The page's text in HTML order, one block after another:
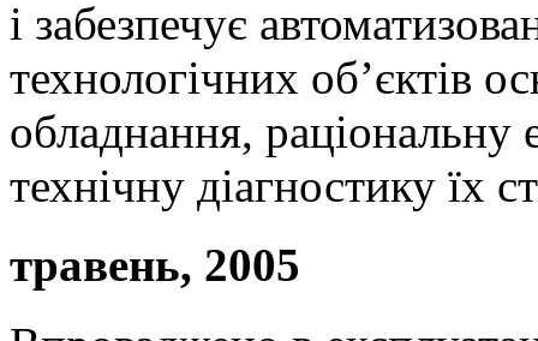
і забезпечує
технологічних об’єктів
обладнання, раціональну
технічну діагностику їх
травень, 2005